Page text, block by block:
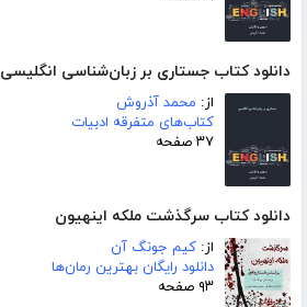
دانلود کتاب جستاری بر زبان‌شناسی انگلیسی
از: محمد آذروش
کتاب‌های متفرقه ادبیات
۳۷ صفحه
دانلود کتاب سرگذشت ملکه اینهیون
از: کیم جونگ آن
دانلود رایگان بهترین رمان‌ها
۹۳ صفحه